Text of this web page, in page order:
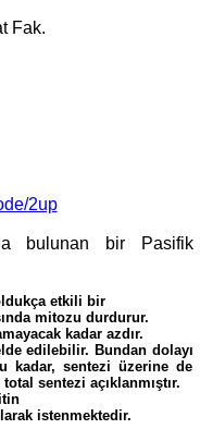
Fak.
2up
bulunan bir Pasifik
etkili bir
mitozu durdurur.
kadar azdır.
edilebilir. Bundan dolayı
kadar, sentezi üzerine de
sentezi açıklanmıştır.
istenmektedir.